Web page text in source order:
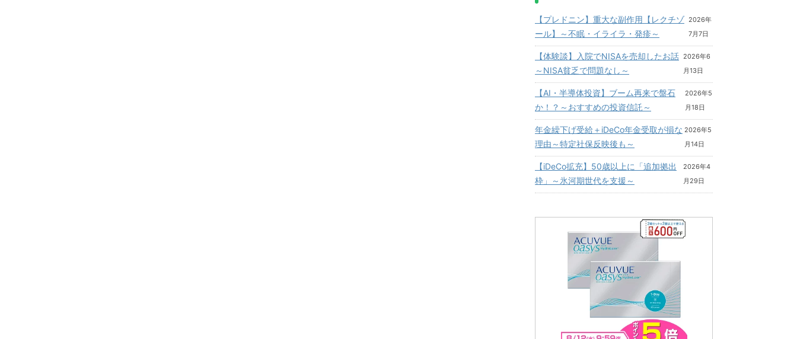
【プレドニン】重大な副作用【レクチゾ
ール】～不眠・イライラ・発疹～
2026年
7月7日
【体験談】入院でNISAを売却したお話
～NISA貧乏で問題なし～
2026年6
月13日
【AI・半導体投資】ブーム再来で盤石
か！？～おすすめの投資信託～
2026年5
月18日
年金繰下げ受給＋iDeCo年金受取が損な
理由～特定社保反映後も～
2026年5
月14日
【iDeCo拡充】50歳以上に「追加拠出
枠」～氷河期世代を支援～
2026年4
月29日